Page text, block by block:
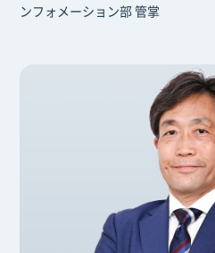
ンフォメーション部 管掌